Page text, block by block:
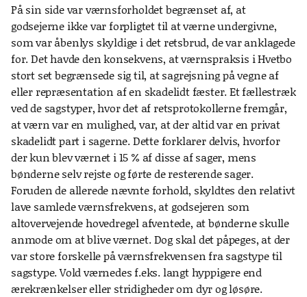
På sin side var værnsforholdet begrænset af, at
godsejerne ikke var forpligtet til at værne undergivne,
som var åbenlys skyldige i det retsbrud, de var anklagede
for. Det havde den konsekvens, at værnspraksis i Hvetbo
stort set begrænsede sig til, at sagrejsning på vegne af
eller repræsentation af en skadelidt fæster. Et fællestræk
ved de sagstyper, hvor det af retsprotokollerne fremgår,
at værn var en mulighed, var, at der altid var en privat
skadelidt part i sagerne. Dette forklarer delvis, hvorfor
der kun blev værnet i 15 % af disse af sager, mens
bønderne selv rejste og førte de resterende sager.
Foruden de allerede nævnte forhold, skyldtes den relativt
lave samlede værnsfrekvens, at godsejeren som
altovervejende hovedregel afventede, at bønderne skulle
anmode om at blive værnet. Dog skal det påpeges, at der
var store forskelle på værnsfrekvensen fra sagstype til
sagstype. Vold værnedes f.eks. langt hyppigere end
ærekrænkelser eller stridigheder om dyr og løsøre.